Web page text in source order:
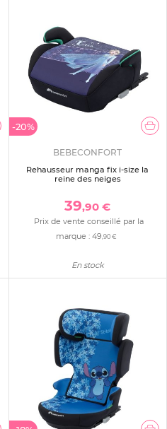
-20%
BEBECONFORT
Rehausseur manga fix i-size la
reine des neiges
39,90 €
Prix de vente conseillé par la
marque : 49 ,90 €
En stock